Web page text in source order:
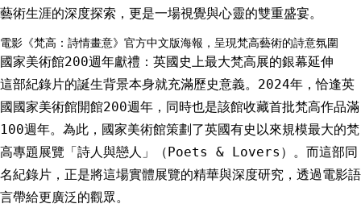
藝術生涯的深度探索，更是一場視覺與心靈的雙重盛宴。
電影《梵高：詩情畫意》官方中文版海報，呈現梵高藝術的詩意氛圍
國家美術館200週年獻禮：英國史上最大梵高展的銀幕延伸
這部紀錄片的誕生背景本身就充滿歷史意義。2024年，恰逢英
國國家美術館開館200週年，同時也是該館收藏首批梵高作品滿
100週年。為此，國家美術館策劃了英國有史以來規模最大的梵
高專題展覽「詩人與戀人」（Poets & Lovers）。而這部同
名紀錄片，正是將這場實體展覽的精華與深度研究，透過電影語
言帶給更廣泛的觀眾。